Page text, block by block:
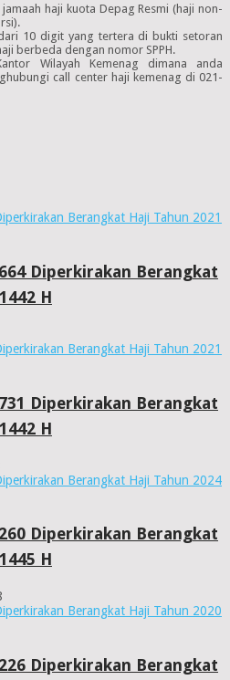
haji kuota Depag Resmi (haji non-
10 digit yang tertera di bukti setoran
berbeda dengan nomor SPPH.
Wilayah Kemenag dimana anda
call center haji kemenag di 021-
Diperkirakan Berangkat
H
Diperkirakan Berangkat
H
Diperkirakan Berangkat
H
Diperkirakan Berangkat